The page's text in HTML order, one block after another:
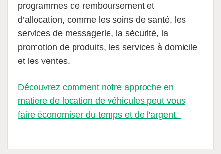
programmes de remboursement et
d’allocation, comme les soins de santé, les
services de messagerie, la sécurité, la
promotion de produits, les services à domicile
et les ventes.
Découvrez comment notre approche en
matière de location de véhicules peut vous
faire économiser du temps et de l'argent.